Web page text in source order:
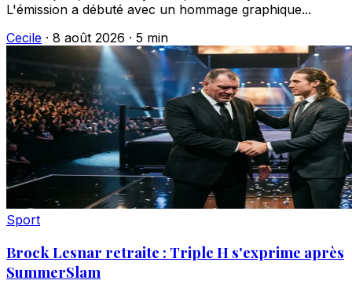
L'émission a débuté avec un hommage graphique...
Cecile · 8 août 2026 · 5 min
Sport
Brock Lesnar retraite : Triple H s'exprime après
SummerSlam